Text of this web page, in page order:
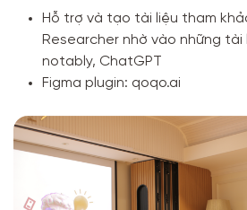
Hỗ trợ và tạo tài liệu tham
Researcher nhờ vào những
notably, ChatGPT
Figma plugin: qoqo.ai